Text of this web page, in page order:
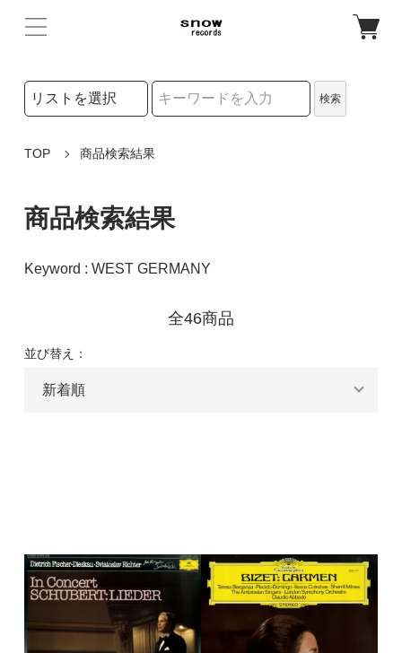
検索リストの選択
検索
TOP 商品検索結果
商品検索結果
Keyword : WEST GERMANY
全46商品
並び替え：